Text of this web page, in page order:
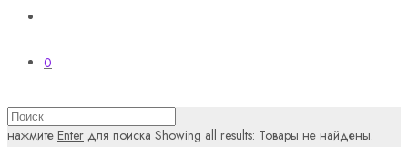
0
нажмите Enter для поиска Showing all results: Товары не найдены.